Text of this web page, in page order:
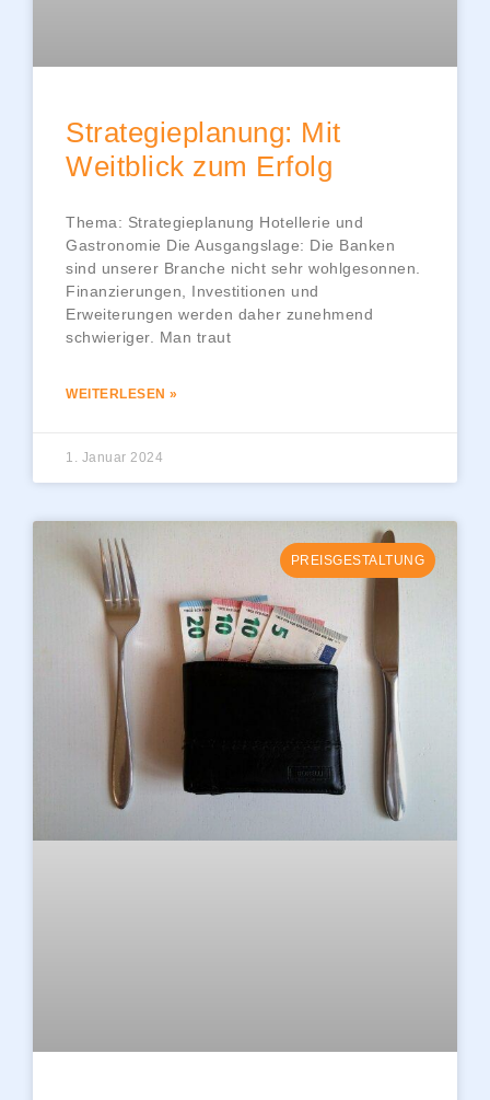
Strategieplanung: Mit
Weitblick zum Erfolg
Thema: Strategieplanung Hotellerie und
Gastronomie Die Ausgangslage: Die Banken
sind unserer Branche nicht sehr wohlgesonnen.
Finanzierungen, Investitionen und
Erweiterungen werden daher zunehmend
schwieriger. Man traut
WEITERLESEN »
1. Januar 2024
PREISGESTALTUNG